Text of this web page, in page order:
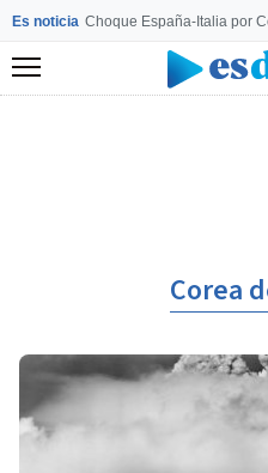
Es noticia Choque España-Italia por
Menú
Corea